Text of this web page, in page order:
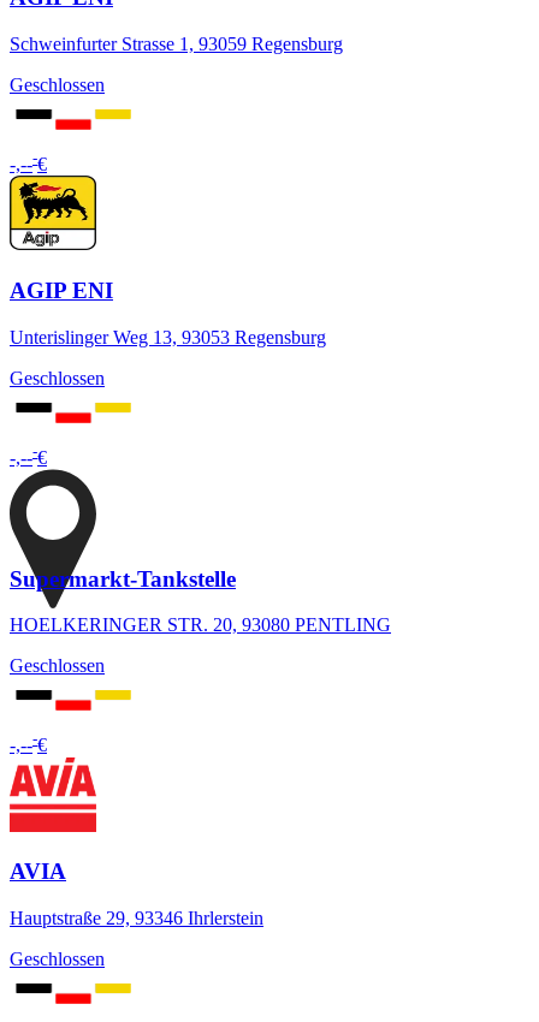
Schweinfurter Strasse 1, 93059 Regensburg
Geschlossen
-,---€
AGIP ENI
Unterislinger Weg 13, 93053 Regensburg
Geschlossen
-,---€
Supermarkt-Tankstelle
HOELKERINGER STR. 20, 93080 PENTLING
Geschlossen
-,---€
AVIA
Hauptstraße 29, 93346 Ihrlerstein
Geschlossen